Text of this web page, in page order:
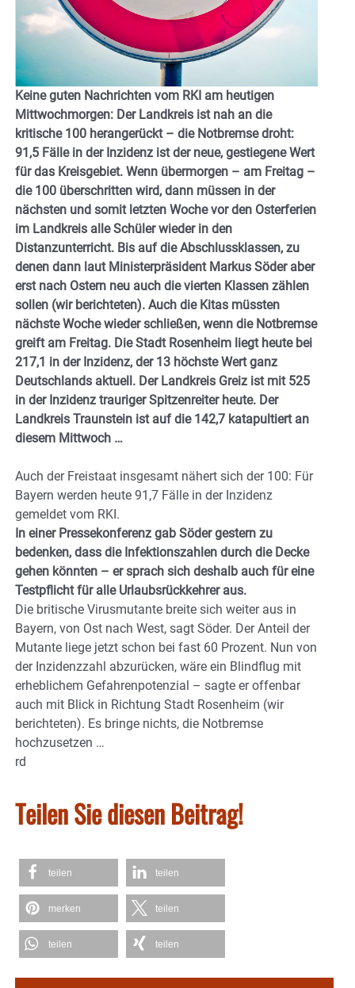
Keine guten Nachrichten vom RKI am heutigen
Mittwochmorgen: Der Landkreis ist nah an die
kritische 100 herangerückt – die Notbremse droht:
91,5 Fälle in der Inzidenz ist der neue, gestiegene Wert
für das Kreisgebiet. Wenn übermorgen – am Freitag –
die 100 überschritten wird, dann müssen in der
nächsten und somit letzten Woche vor den Osterferien
im Landkreis alle Schüler wieder in den
Distanzunterricht. Bis auf die Abschlussklassen, zu
denen dann laut Ministerpräsident Markus Söder aber
erst nach Ostern neu auch die vierten Klassen zählen
sollen (wir berichteten). Auch die Kitas müssten
nächste Woche wieder schließen, wenn die Notbremse
greift am Freitag. Die Stadt Rosenheim liegt heute bei
217,1 in der Inzidenz, der 13 höchste Wert ganz
Deutschlands aktuell. Der Landkreis Greiz ist mit 525
in der Inzidenz trauriger Spitzenreiter heute. Der
Landkreis Traunstein ist auf die 142,7 katapultiert an
diesem Mittwoch …
Auch der Freistaat insgesamt nähert sich der 100: Für
Bayern werden heute 91,7 Fälle in der Inzidenz
gemeldet vom RKI.
In einer Pressekonferenz gab Söder gestern zu
bedenken, dass die Infektionszahlen durch die Decke
gehen könnten – er sprach sich deshalb auch für eine
Testpflicht für alle Urlaubsrückkehrer aus.
Die britische Virusmutante breite sich weiter aus in
Bayern, von Ost nach West, sagt Söder. Der Anteil der
Mutante liege jetzt schon bei fast 60 Prozent. Nun von
der Inzidenzzahl abzurücken, wäre ein Blindflug mit
erheblichem Gefahrenpotenzial – sagte er offenbar
auch mit Blick in Richtung Stadt Rosenheim (wir
berichteten). Es bringe nichts, die Notbremse
hochzusetzen …
rd
Teilen Sie diesen Beitrag!
teilen teilen
merken teilen
teilen teilen